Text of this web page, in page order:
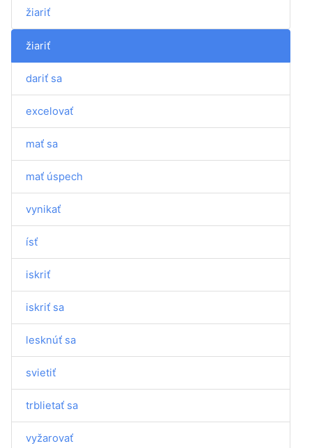
žiariť
žiariť
dariť sa
excelovať
mať sa
mať úspech
vynikať
ísť
iskriť
iskriť sa
lesknúť sa
svietiť
trblietať sa
vyžarovať